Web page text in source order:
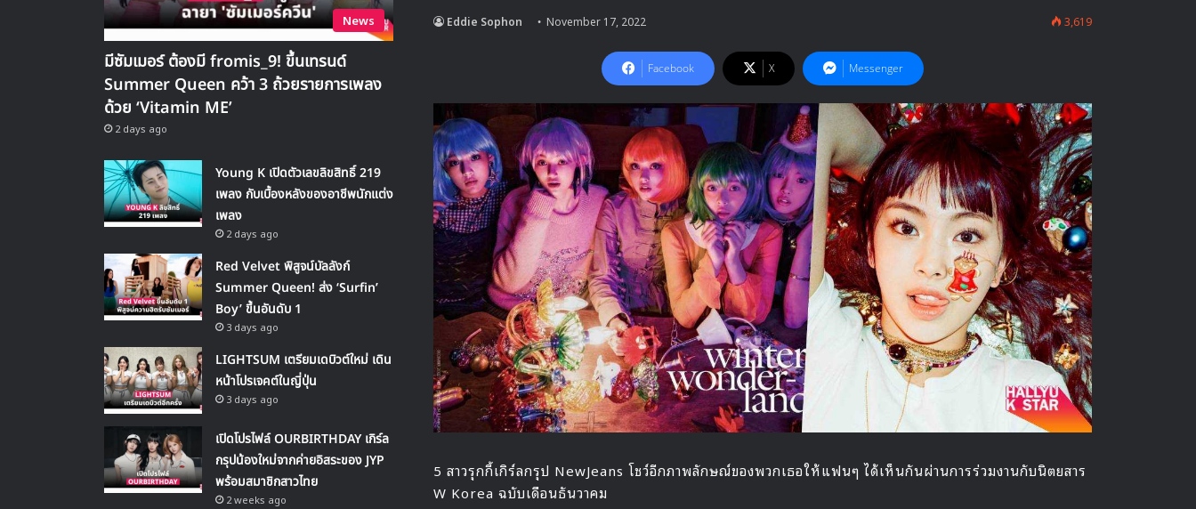
Eddie Sophon November 17, 2022 3,619
Facebook X Messenger
5 สาวรุกกี้เกิร์ลกรุป NewJeans โชว์อีกภาพลักษณ์ของพวกเธอให้แฟนๆ ได้เห็นกันผ่านการร่วมงานกับนิตยสาร
W Korea ฉบับเดือนธันวาคม
News
มีซัมเมอร์ ต้องมี fromis_9! ขึ้นเทรนด์
Summer Queen คว้า 3 ถ้วยรายการเพลง
ด้วย ‘Vitamin ME’
2 days ago
Young K เปิดตัวเลขลิขสิทธิ์ 219
เพลง กับเบื้องหลังของอาชีพนักแต่ง
เพลง
2 days ago
Red Velvet พิสูจน์บัลลังก์
Summer Queen! ส่ง ‘Surfin’
Boy’ ขึ้นอันดับ 1
3 days ago
LIGHTSUM เตรียมเดบิวต์ใหม่ เดิน
หน้าโปรเจคต์ในญี่ปุ่น
3 days ago
เปิดโปรไฟล์ OURBIRTHDAY เกิร์ล
กรุปน้องใหม่จากค่ายอิสระของ JYP
พร้อมสมาชิกสาวไทย
2 weeks ago